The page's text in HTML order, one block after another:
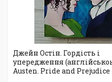
Джейн Остін. Гордість і
упередження
Austen. Pride and Prejudice